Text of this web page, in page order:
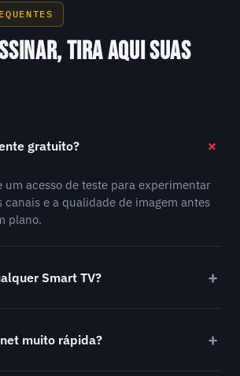
TIRA AQUI SUAS
gratuito?
um acesso de teste para experimentar
canais e a qualidade de imagem antes
plano.
Smart TV?
muito rápida?